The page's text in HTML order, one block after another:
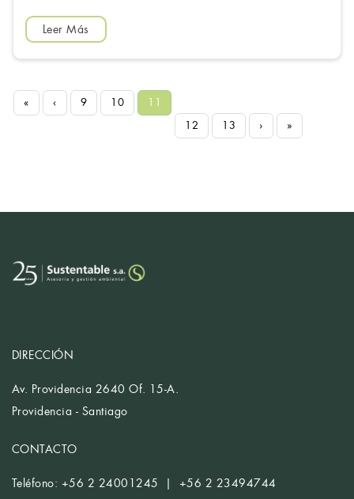
Leer Más
« ‹ 9 10
11
12
13 › »
DIRECCIÓN
Av. Providencia 2640 Of. 15-A.
Providencia - Santiago
CONTACTO
Teléfono: +56 2 24001245 | +56 2 23494744